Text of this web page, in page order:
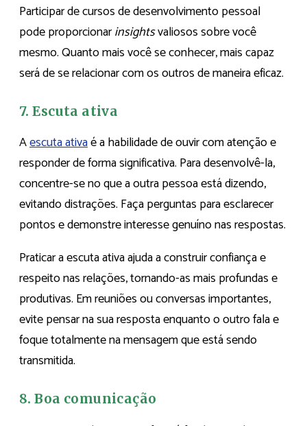
Participar de cursos de desenvolvimento pessoal
pode proporcionarinsightsvaliosos sobre você
mesmo. Quanto mais você se conhecer, mais capaz
será de se relacionar com os outros de maneira eficaz.
7. Escuta ativa
Aescuta ativaé a habilidade de ouvir com atenção e
responder de forma significativa. Para desenvolvê-la,
concentre-se no que a outra pessoa está dizendo,
evitando distrações. Faça perguntas para esclarecer
pontos e demonstre interesse genuíno nas respostas.
Praticar a escuta ativa ajuda a construir confiança e
respeito nas relações, tornando-as mais profundas e
produtivas. Em reuniões ou conversas importantes,
evite pensar na sua resposta enquanto o outro fala e
foque totalmente na mensagem que está sendo
transmitida.
8. Boa comunicação